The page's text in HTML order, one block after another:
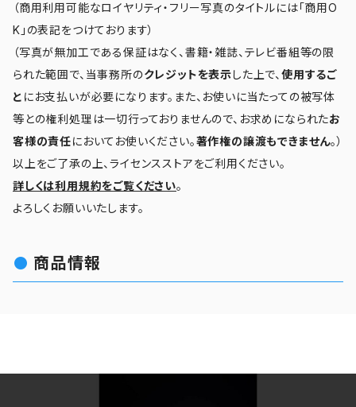
（商用利用可能なロイヤリティ・フリー写真のタイトルには「商用O
K」の表記をつけております）
（写真が無加工である保証はなく、書籍・雑誌、テレビ番組等の限
られた範囲で、当事務所のクレジットを表示した上で、使用するご
と にお支払いが必要になります。また、お使いに当たっての被写体
等との権利処理は一切行っておりませんので、お求めになられたお
客様の責任においてお使いください。著作権の譲渡もできません。）
以上をご了承の上、ライセンスストアをご利用ください。
詳しくは利用規約をご覧ください。
よろしくお願いいたします。
商品情報